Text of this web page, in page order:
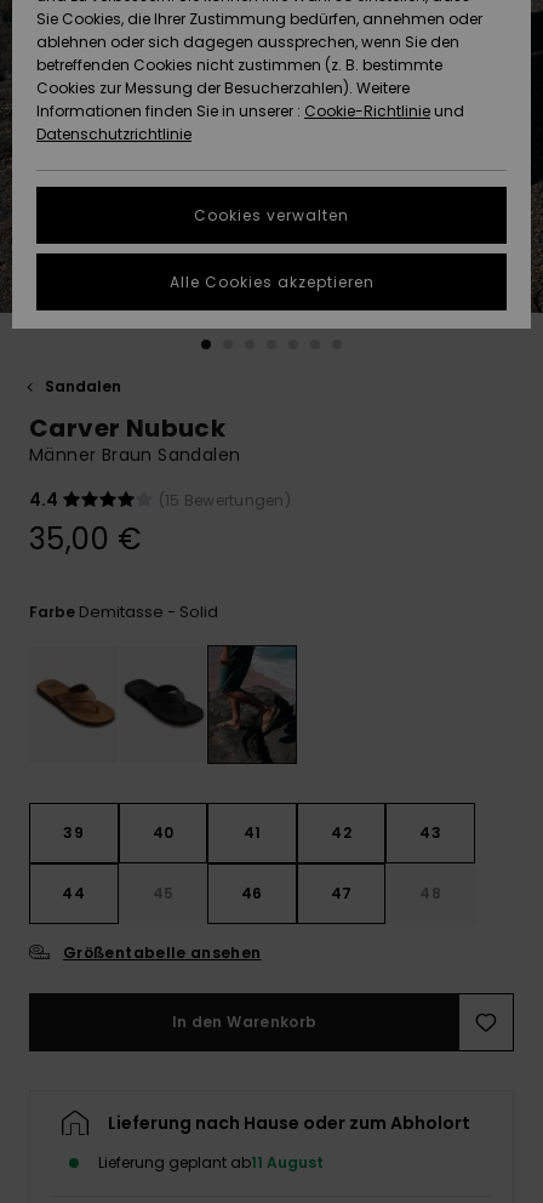
Brandneu
Highlights
Brandneu
Highlights
Community
HILFE & KONTAKT
Freedom
Datenschutz
Starten Sie eine
um die
schnellste
Antwort auf Ihre
erhalten.
Finden Sie
die häufigsten
Fragen sowie
NACHHALTIGKEIT
SHOPS
QUIKSILVER APP
WUNSCHLISTE
Sandalen
Carver Nubuck
Männer Braun Sandalen
4.4
(15 Bewertungen)
35,00 €
Farbe Demitasse - Solid
39 40 41 42 43
44 45 46 47 48
Größentabelle ansehen
In den Warenkorb
Lieferung nach Hause oder zum Abholort
Lieferung geplant ab11 August
Sie Cookies, die Ihrer Zustimmung bedürfen, annehmen oder
ablehnen oder sich dagegen aussprechen, wenn Sie den
betreffenden Cookies nicht zustimmen (z. B. bestimmte
Cookies zur Messung der Besucherzahlen). Weitere
Informationen finden Sie in unserer : Cookie-Richtlinie und
Datenschutzrichtlinie
Cookies verwalten
Alle Cookies akzeptieren